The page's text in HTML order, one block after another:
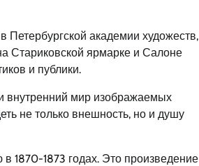
академии художеств,
Стариковской ярмарке и Салоне
и публики.
внутренний мир изображаемых
не только внешность, но и душу
1870-1873 годах. Это произведение